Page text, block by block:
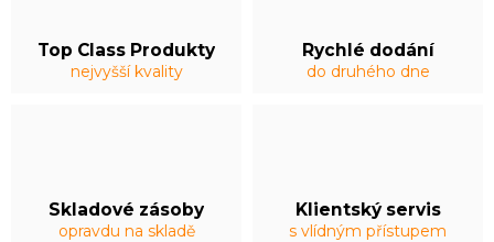
Top Class Produkty
nejvyšší kvality
Rychlé dodání
do druhého dne
Skladové zásoby
opravdu na skladě
Klientský servis
s vlídným přístupem